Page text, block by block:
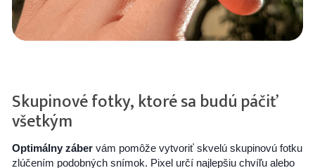
Skupinové fotky, ktoré sa budú páčiť
všetkým
Optimálny zábervám pomôže vytvoriť skvelú skupinovú fotku
zlúčením podobných snímok. Pixel určí najlepšiu chvíľu alebo